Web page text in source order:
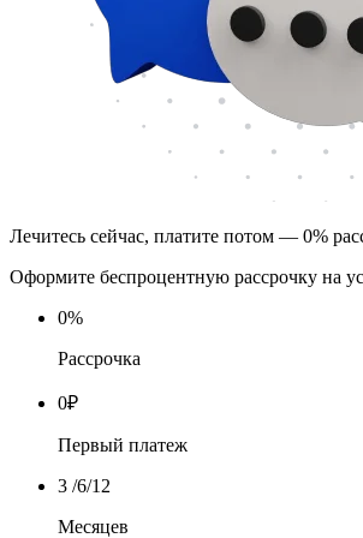
Лечитесь сейчас, платите потом — 0%
Оформите беспроцентную рассрочку на
0%
Рассрочка
0₽
Первый платеж
3 /6/12
Месяцев